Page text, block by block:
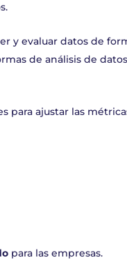
y evaluar datos de
de análisis de datos
para ajustar las
para las empresas.